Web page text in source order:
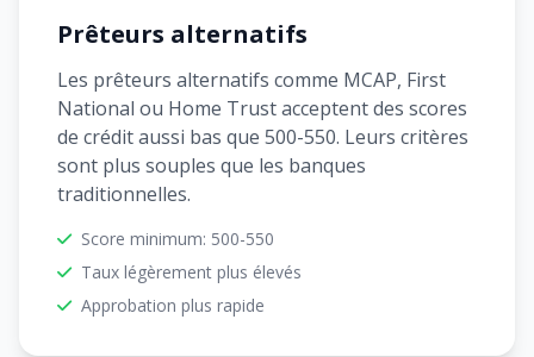
Prêteurs alternatifs
Les prêteurs alternatifs comme MCAP, First
National ou Home Trust acceptent des scores
de crédit aussi bas que 500-550. Leurs critères
sont plus souples que les banques
traditionnelles.
Score minimum: 500-550
Taux légèrement plus élevés
Approbation plus rapide